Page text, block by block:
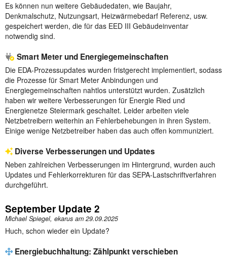
Es können nun weitere Gebäudedaten, wie Baujahr,
Denkmalschutz, Nutzungsart, Heizwärmebedarf Referenz, usw.
gespeichert werden, die für das EED III Gebäudeinventar
notwendig sind.
Smart Meter und Energiegemeinschaften
Die EDA-Prozessupdates wurden fristgerecht implementiert, sodass
die Prozesse für Smart Meter Anbindungen und
Energiegemeinschaften nahtlos unterstützt wurden. Zusätzlich
haben wir weitere Verbesserungen für Energie Ried und
Energienetze Steiermark geschaltet. Leider arbeiten viele
Netzbetreibern weiterhin an Fehlerbehebungen in ihren System.
Einige wenige Netzbetreiber haben das auch offen kommuniziert.
Diverse Verbesserungen und Updates
Neben zahlreichen Verbesserungen im Hintergrund, wurden auch
Updates und Fehlerkorrekturen für das SEPA-Lastschriftverfahren
durchgeführt.
September Update 2
Michael Spiegel, ekarus am 29.09.2025
Huch, schon wieder ein Update?
Energiebuchhaltung: Zählpunkt verschieben